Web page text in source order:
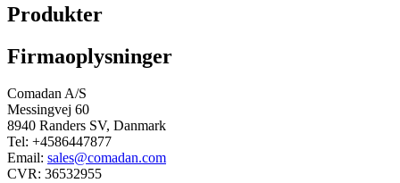
Produkter
Firmaoplysninger
Comadan A/S
Messingvej 60
8940 Randers SV, Danmark
Tel: +4586447877
Email: sales@comadan.com
CVR: 36532955